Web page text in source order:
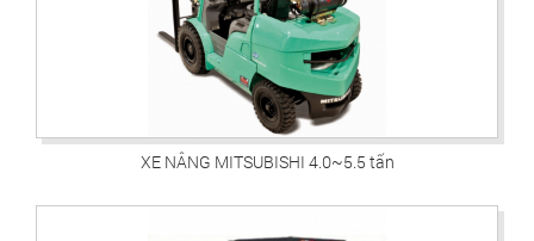
XE NÂNG MITSUBISHI 4.0~5.5 tấn